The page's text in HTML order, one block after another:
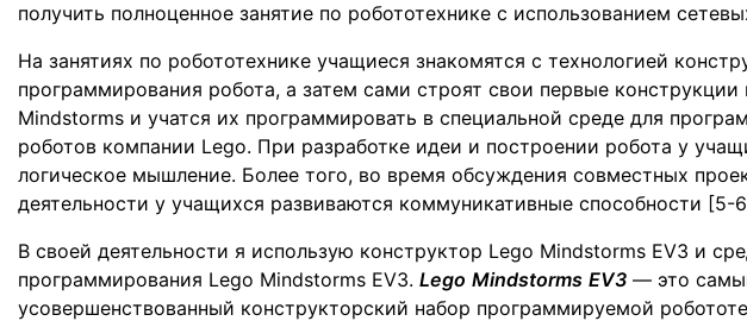
получить полноценное занятие по робототехнике с использованием
На занятиях по робототехнике учащиеся знакомятся с технологией
программирования робота, а затем сами строят свои первые конструкции
Mindstorms и учатся их программировать в специальной среде для
роботов компании Lego. При разработке идеи и построении робота у
логическое мышление. Более того, во время обсуждения совместных
деятельности у учащихся развиваются коммуникативные способности [5-
В своей деятельности я использую конструктор Lego Mindstorms EV3 и
программирования Lego Mindstorms EV3. Lego Mindstorms EV3 — это
усовершенствованный конструкторский набор программируемой